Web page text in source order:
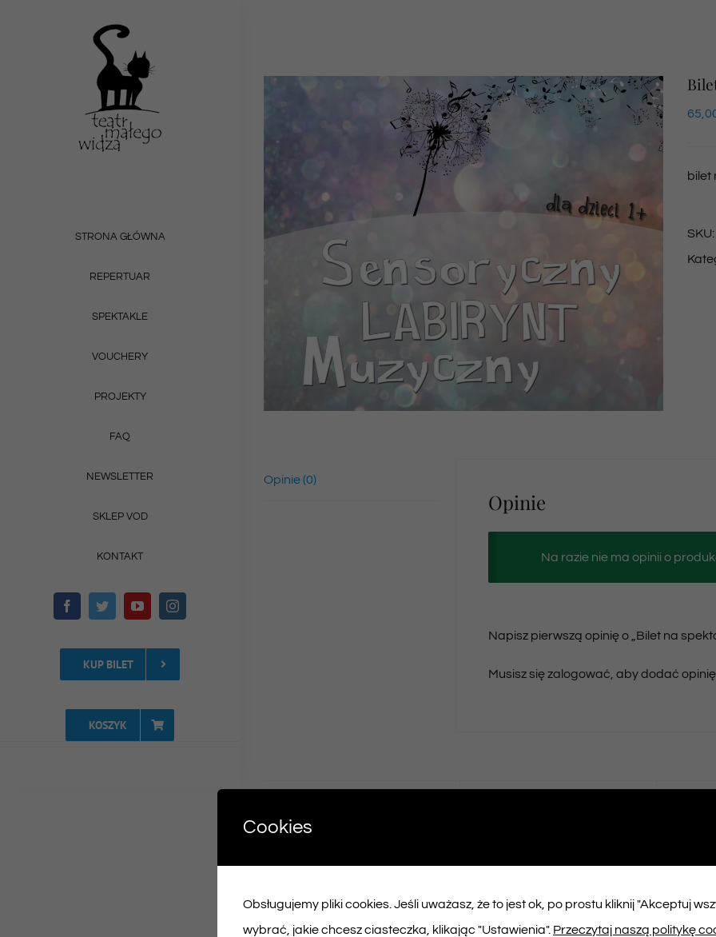
STRONA GŁÓWNA
REPERTUAR
SPEKTAKLE
VOUCHERY
PROJEKTY
FAQ
NEWSLETTER
SKLEP VOD
KONTAKT
KUP BILET
KOSZYK
bilet
SKU:
Opinie (0)
Opinie
Na razie nie ma opinii o
Napisz pierwszą opinię o „Bilet na
Musisz sięzalogować , aby dodać opinię.
Podobne produkty
Cookies
Obsługujemy pliki cookies. Jeśli uważasz, że to jest ok, po prostu kliknij "Akceptuj
wybrać, jakie chcesz ciasteczka, klikając "Ustawienia". Przeczytaj naszą politykę